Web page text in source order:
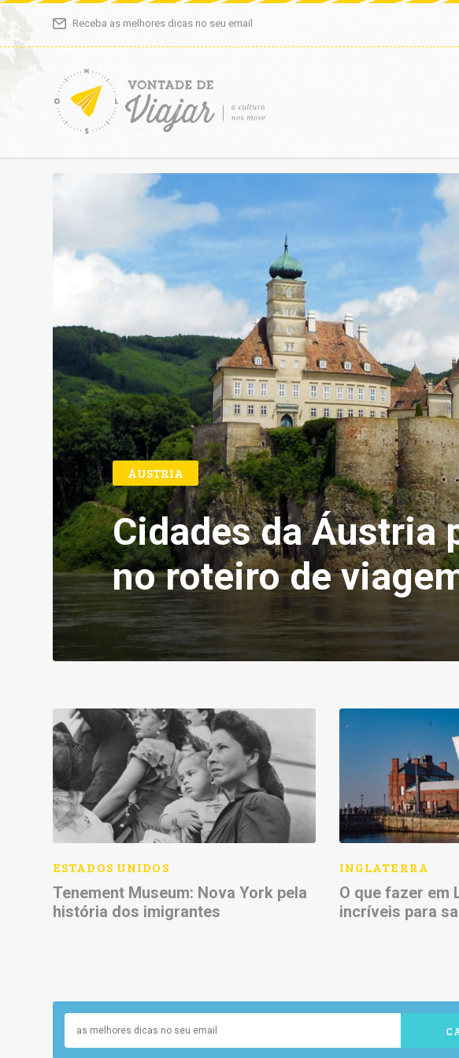
Receba as melhores dicas no seu email
ÁUSTRIA
Cidades da Áustria
no roteiro de
ESTADOS UNIDOS
Tenement Museum: Nova York pela
história dos imigrantes
INGLATERRA
O que fazer em
incríveis para